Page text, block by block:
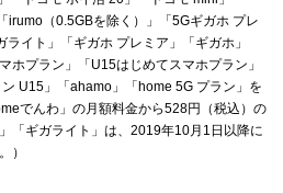
irumo（0.5GBを除く）」「5Gギガホ プレ
イト」「ギガホ プレミア」「ギガホ」
ホプラン」「U15はじめてスマホプラン」
ン U15」「ahamo」「home 5G プラン」を
でんわ」の月額料金から528円（税込）の
「ギガライト」は、2019年10月1日以降に
）